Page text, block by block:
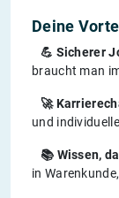
Deine
💪 Sicherer
braucht man
🚀
und
📚 Wissen,
in